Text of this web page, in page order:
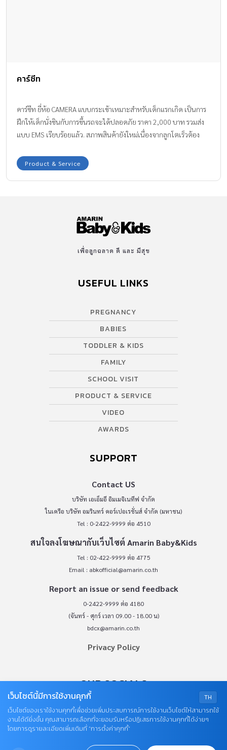
คาร์ซีท
คาร์ซีท ยี่ห้อ CAMERA แบบกระเช้าเหมาะสำหรับเด็กแรกเกิด เป็นการ
ฝึกให้เด็กนั่งชินกับการขึ้นรถจะได้ปลอดภัย ราคา 2,000 บาท รวมส่ง
แบบ EMS เรียบร้อยแล้ว. สภาพสินค้ายังใหม่เนื่องจากลูกโตเร็วต้อง
📞081-9976194
Product & Service
เพื่อลูกฉลาด ดี และ มีสุข
USEFUL LINKS
PREGNANCY
BABIES
TODDLER & KIDS
FAMILY
SCHOOL VISIT
PRODUCT & SERVICE
VIDEO
AWARDS
SUPPORT
Contact US
บริษัท เอเอ็มอี อิมเมจิเนทีฟ จำกัด
ในเครือ บริษัท อมรินทร์ คอร์เปอเรชั่นส์ จำกัด (มหาชน)
Tel : 0-2422-9999 ต่อ 4510
สนใจลงโฆษณากับเว็บไซต์ Amarin Baby&Kids
Tel : 02-422-9999 ต่อ 4775
Email : abkofficial@amarin.co.th
Report an issue or send feedback
0-2422-9999 ต่อ 4180
(จันทร์ - ศุกร์ เวลา 09.00 - 18.00 น)
bdcx@amarin.co.th
Privacy Policy
OUR SOCIALS
TH
เว็บไซต์นี้มีการใช้งานคุกกี้
เว็บไซต์ของเราใช้งานคุกกี้เพื่อช่วยเพิ่มประสบการณ์การใช้งานเว็บไซต์ให้สามารถใช้
งานได้ดียิ่งขึ้น คุณสามารถเลือกที่จะยอมรับหรือปฏิเสธการใช้งานคุกกี้ได้ง่ายๆ
โดยการดูรายละเอียดเพิ่มเติมที่ “การตั้งค่าคุกกี้”